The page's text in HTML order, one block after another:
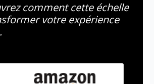
comment cette échelle
votre expérience